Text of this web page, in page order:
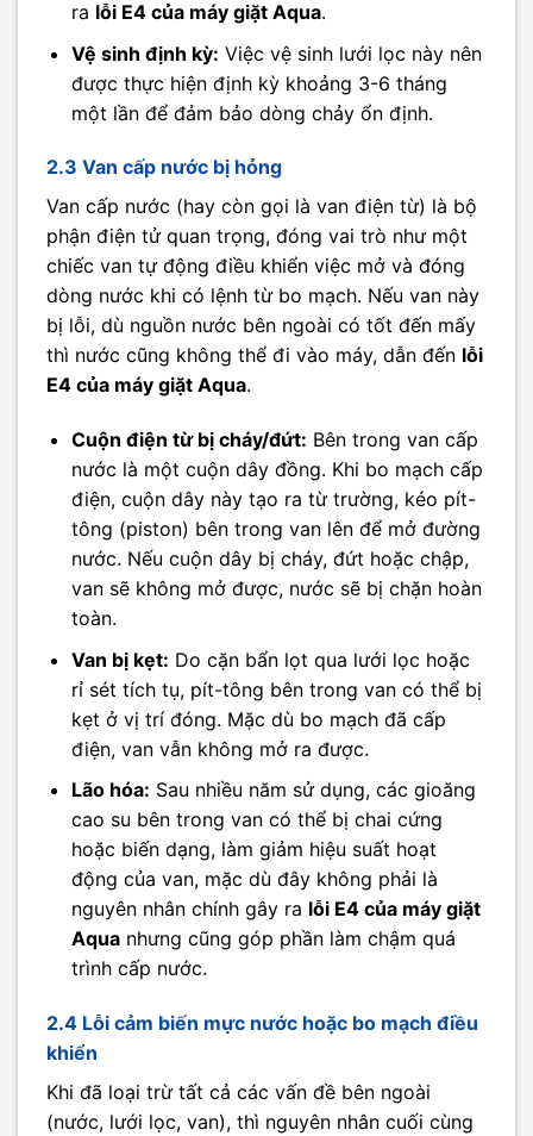
ra lỗi E4 của máy giặt Aqua.
Vệ sinh định kỳ: Việc vệ sinh lưới lọc này nên
được thực hiện định kỳ khoảng 3-6 tháng
một lần để đảm bảo dòng chảy ổn định.
2.3 Van cấp nước bị hỏng
Van cấp nước (hay còn gọi là van điện từ) là bộ
phận điện tử quan trọng, đóng vai trò như một
chiếc van tự động điều khiển việc mở và đóng
dòng nước khi có lệnh từ bo mạch. Nếu van này
bị lỗi, dù nguồn nước bên ngoài có tốt đến mấy
thì nước cũng không thể đi vào máy, dẫn đến lỗi
E4 của máy giặt Aqua.
Cuộn điện từ bị cháy/đứt: Bên trong van cấp
nước là một cuộn dây đồng. Khi bo mạch cấp
điện, cuộn dây này tạo ra từ trường, kéo pít-
tông (piston) bên trong van lên để mở đường
nước. Nếu cuộn dây bị cháy, đứt hoặc chập,
van sẽ không mở được, nước sẽ bị chặn hoàn
toàn.
Van bị kẹt: Do cặn bẩn lọt qua lưới lọc hoặc
rỉ sét tích tụ, pít-tông bên trong van có thể bị
kẹt ở vị trí đóng. Mặc dù bo mạch đã cấp
điện, van vẫn không mở ra được.
Lão hóa: Sau nhiều năm sử dụng, các gioăng
cao su bên trong van có thể bị chai cứng
hoặc biến dạng, làm giảm hiệu suất hoạt
động của van, mặc dù đây không phải là
nguyên nhân chính gây ra lỗi E4 của máy giặt
Aquanhưng cũng góp phần làm chậm quá
trình cấp nước.
2.4 Lỗi cảm biến mực nước hoặc bo mạch điều
khiển
Khi đã loại trừ tất cả các vấn đề bên ngoài
(nước, lưới lọc, van), thì nguyên nhân cuối cùng